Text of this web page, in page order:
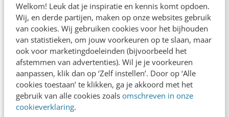
Welkom! Leuk dat je inspiratie en kennis komt opdoen.
Wij, en derde partijen, maken op onze websites gebruik
van cookies. Wij gebruiken cookies voor het bijhouden
van statistieken, om jouw voorkeuren op te slaan, maar
ook voor marketingdoeleinden (bijvoorbeeld het
afstemmen van advertenties). Wil je je voorkeuren
aanpassen, klik dan op ‘Zelf instellen’. Door op ‘Alle
cookies toestaan’ te klikken, ga je akkoord met het
gebruik van alle cookies zoals omschreven in onze
cookieverklaring.
Ons team
Werken bij
Whitepapers
Blog
AI & Tech
Content & Communicatie